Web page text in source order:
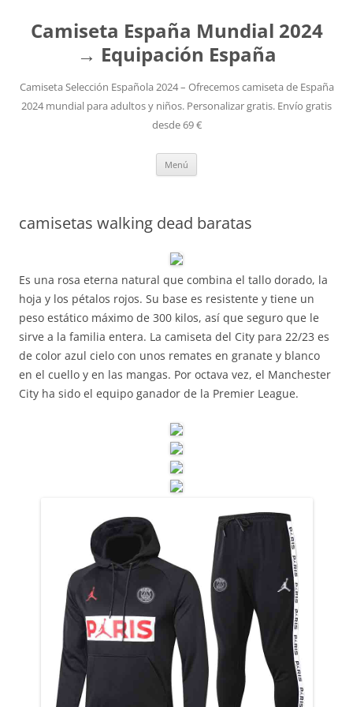
Camiseta España Mundial 2024
→ Equipación España
Camiseta Selección Española 2024 – Ofrecemos camiseta de España
2024 mundial para adultos y niños. Personalizar gratis. Envío gratis
desde 69 €
Menú
camisetas walking dead baratas
Es una rosa eterna natural que combina el tallo dorado, la
hoja y los pétalos rojos. Su base es resistente y tiene un
peso estático máximo de 300 kilos, así que seguro que le
sirve a la familia entera. La camiseta del City para 22/23 es
de color azul cielo con unos remates en granate y blanco
en el cuello y en las mangas. Por octava vez, el Manchester
City ha sido el equipo ganador de la Premier League.